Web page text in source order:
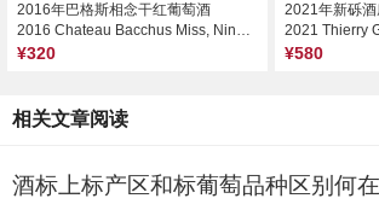
2016年巴格斯相念干红葡萄酒
2016 Chateau Bacchus Miss, Ningxia, China
¥320
2021年新砾
¥580
相关文章阅读
酒标上标产区和标葡萄品种区别何在